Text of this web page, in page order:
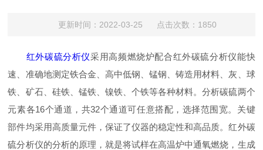
更新时间：2022-03-25 点击次数：1850
红外碳硫分析仪采用高频燃烧炉配合红外碳硫分析仪能快
速、准确地测定铁合金、高中低钢、锰钢、铸造用材料、灰、球
铁、矿石、硅铁、锰铁、镍铁、个铁等各种材料。分析碳硫两个
元素各16个通道，共32个通道可任意搭配，选择范围宽。关键
部件均采用高质量元件，保证了仪器的稳定性和高品质。红外碳
硫分析仪的分析的原理，就是将试样在高温炉中通氧燃烧，生成